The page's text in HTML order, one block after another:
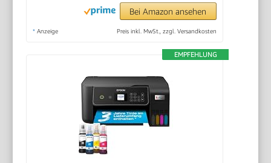
Bei Amazon ansehen
* Anzeige Preis inkl. MwSt., zzgl. Versandkosten
EMPFEHLUNG